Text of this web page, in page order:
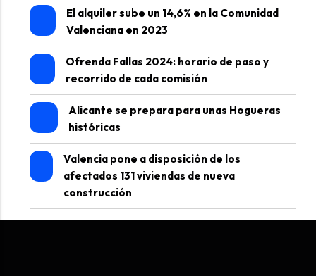
El alquiler sube un 14,6% en la Comunidad
Valenciana en 2023
Ofrenda Fallas 2024: horario de paso y
recorrido de cada comisión
Alicante se prepara para unas Hogueras
históricas
Valencia pone a disposición de los
afectados 131 viviendas de nueva
construcción